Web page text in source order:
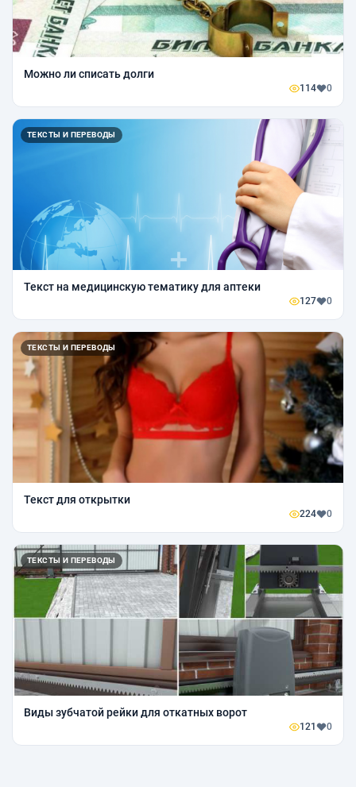
Можно ли списать долги
114 0
ТЕКСТЫ И ПЕРЕВОДЫ
Текст на медицинскую тематику для аптеки
127 0
ТЕКСТЫ И ПЕРЕВОДЫ
Текст для открытки
224 0
ТЕКСТЫ И ПЕРЕВОДЫ
Виды зубчатой рейки для откатных ворот
121 0